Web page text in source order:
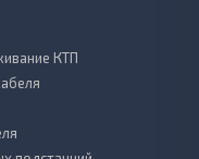
КТП